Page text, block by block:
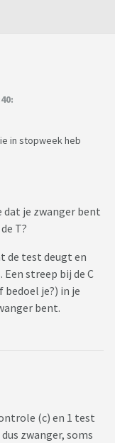
in stopweek heb
dat je zwanger bent
T?
de test deugt en
Een streep bij de C
je?) in je
bent.
(c) en 1 test
zwanger, soms